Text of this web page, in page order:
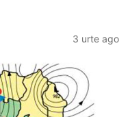
3 urte ago